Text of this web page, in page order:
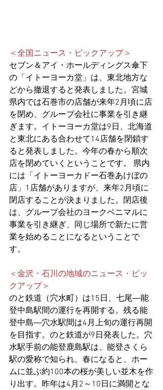
＜全国ニュース・ピックアップ＞
セブン＆アイ・ホールディングス傘下
の「 イトーヨーカ堂」は、 東北地方な
どから撤退すると発表しました。宮城
県内では石巻市の店舗が来年2月頃に店
を閉め、グループ会社に事業を引き継
ぎます。イトーヨーカ堂は9日、北海道
と東北にある合わせて14店舗を閉鎖す
ると発表しました。今年の春から順次
店を閉めていくということです。 県内
には「 イトーヨーカドー石巻あけぼの
店」1店舗がありますが、来年2月頃に
閉店することが決まりました。閉店後
は、グループ会社のヨークベニマルに
事業を引き継ぎ、同じ場所で新たに営
業を始めることになるということで
す。
＜金沢・石川の地域のニュース・ピッ
クアップ＞
のと鉄道（穴水町）は15日、七尾―能
登中島駅間の運行を再開する。残る能
登中島―穴水駅間は4月上旬の運行再開
を目指す。のと鉄道が9日発表した。穴
水駅手前の能登鹿島駅は、能登さくら
駅の愛称で知られ、春になると、ホー
ムに並ぶ約100本の桜が美しい並木を作
り出す。昨年は4月2～10日に満開とな